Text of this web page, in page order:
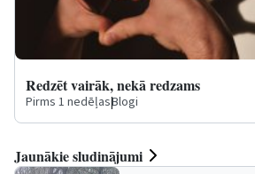
Redzēt vairāk, nekā redzams
Pirms 1 nedēļas|Blogi
Jaunākie sludinājumi